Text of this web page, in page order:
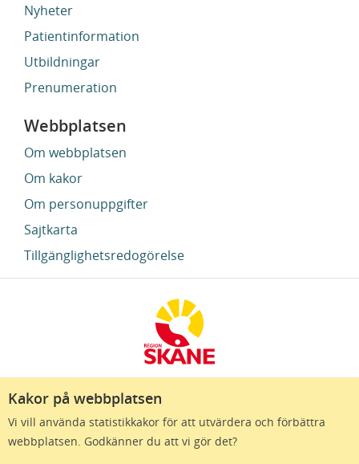
Kakor på webbplatsen
Vi vill använda statistikkakor för att utvärdera och förbättra
webbplatsen. Godkänner du att vi gör det?
Nyheter
Patientinformation
Utbildningar
Prenumeration
Webbplatsen
Om webbplatsen
Om kakor
Om personuppgifter
Sajtkarta
Tillgänglighetsredogörelse
Region Skåne finns till för att alla som bor i Skåne
ska må bra och känna framtidstro. Genom
gränslösa samarbeten och omtanke skapas de